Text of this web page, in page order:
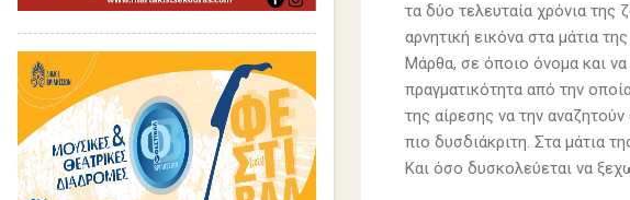
τα δύο τελευταία χρόνια
αρνητική εικόνα στα μάτια
Μάρθα, σε όποιο όνομα και να
πραγματικότητα από την
της αίρεσης να την
πιο δυσδιάκριτη. Στα μάτια
Και όσο δυσκολεύεται να